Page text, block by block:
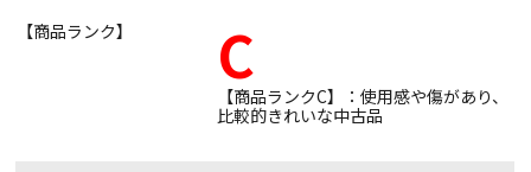
【商品ランク】
C
【商品ランクC】：使用感や傷があり、
比較的きれいな中古品